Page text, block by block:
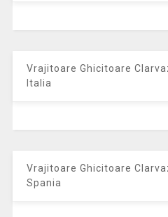
Vrajitoare Ghicitoare
Italia
Vrajitoare Ghicitoare
Spania